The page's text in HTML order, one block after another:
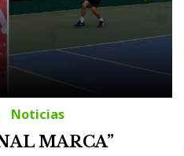
Noticias
MARCA”